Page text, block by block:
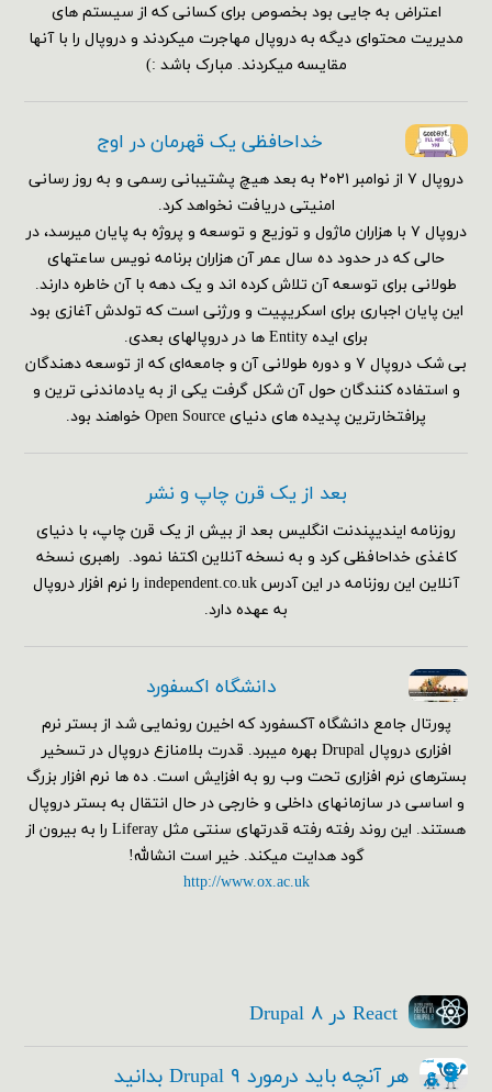
اعتراض به جایی بود بخصوص برای کسانی که از سیستم های
مدیریت محتوای دیگه به دروپال مهاجرت میکردند و دروپال را با آنها
مقایسه میکردند. مبارک باشد :)
خداحافظی یک قهرمان در اوج
دروپال ۷ از نوامبر ۲۰۲۱ به بعد هیچ پشتیبانی رسمی و به روز رسانی
امنیتی دریافت نخواهد کرد.
دروپال ۷ با هزاران ماژول و توزیع و توسعه و پروژه به پایان میرسد، در
حالی که در حدود ده سال عمر آن هزاران برنامه نویس ساعتهای
طولانی برای توسعه آن تلاش کرده اند و یک دهه با آن خاطره دارند.
این پایان اجباری برای اسکریپیت و ورژنی است که تولدش آغازی بود
برای ایده Entity ها در دروپالهای بعدی.
بی شک دروپال ۷ و دوره طولانی آن و جامعه‌ای که از توسعه دهندگان
و استفاده کنندگان حول آن شکل گرفت یکی از به یادماندنی ترین و
پرافتخارترین پدیده های دنیای Open Source خواهند بود.
بعد از یک قرن چاپ و نشر
روزنامه ایندیپندنت انگلیس بعد از بیش از یک قرن چاپ، با دنیای
کاغذی خداحافظی کرد و به نسخه آنلاین اکتفا نمود. راهبری نسخه
آنلاین این روزنامه در این آدرس independent.co.uk را نرم افزار دروپال
به عهده دارد.
دانشگاه اکسفورد
پورتال جامع دانشگاه آکسفورد که اخیرن رونمایی شد از بستر نرم
افزاری دروپال Drupal بهره میبرد. قدرت بلامنازع دروپال در تسخیر
بسترهای نرم افزاری تحت وب رو به افزایش است. ده ها نرم افزار بزرگ
و اساسی در سازمانهای داخلی و خارجی در حال انتقال به بستر دروپال
هستند. این روند رفته رفته قدرتهای سنتی مثل Liferay را به بیرون از
گود هدایت میکند. خیر است انشالله!
http://www.ox.ac.uk
React در Drupal ۸
هر آنچه باید درمورد Drupal ۹ بدانید